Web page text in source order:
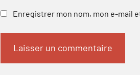
Enregistrer mon nom, mon e-mail